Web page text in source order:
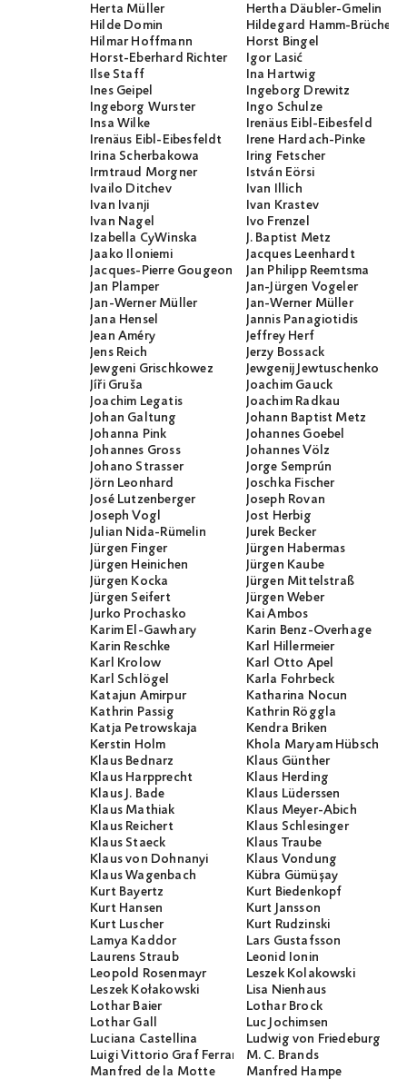
Herta Müller
Hertha Däubler-Gmelin
Hilde Domin
Hildegard Hamm-Brücher
Hilmar Hoffmann
Horst Bingel
Horst-Eberhard Richter
Igor Lasić
Ilse Staff
Ina Hartwig
Ines Geipel
Ingeborg Drewitz
Ingeborg Wurster
Ingo Schulze
Insa Wilke
Irenäus Eibl-Eibesfeld
Irenäus Eibl-Eibesfeldt
Irene Hardach-Pinke
Irina Scherbakowa
Iring Fetscher
Irmtraud Morgner
István Eörsi
Ivailo Ditchev
Ivan Illich
Ivan Ivanji
Ivan Krastev
Ivan Nagel
Ivo Frenzel
Izabella CyWinska
J. Baptist Metz
Jaako Iloniemi
Jacques Leenhardt
Jacques-Pierre Gougeon
Jan Philipp Reemtsma
Jan Plamper
Jan-Jürgen Vogeler
Jan-Werner Müller
Jan-Werner Müller
Jana Hensel
Jannis Panagiotidis
Jean Améry
Jeffrey Herf
Jens Reich
Jerzy Bossack
Jewgeni Grischkowez
Jewgenij Jewtuschenko
Jíři Gruša
Joachim Gauck
Joachim Legatis
Joachim Radkau
Johan Galtung
Johann Baptist Metz
Johanna Pink
Johannes Goebel
Johannes Gross
Johannes Völz
Johano Strasser
Jorge Semprún
Jörn Leonhard
Joschka Fischer
José Lutzenberger
Joseph Rovan
Joseph Vogl
Jost Herbig
Julian Nida-Rümelin
Jurek Becker
Jürgen Finger
Jürgen Habermas
Jürgen Heinichen
Jürgen Kaube
Jürgen Kocka
Jürgen Mittelstraß
Jürgen Seifert
Jürgen Weber
Jurko Prochasko
Kai Ambos
Karim El-Gawhary
Karin Benz-Overhage
Karin Reschke
Karl Hillermeier
Karl Krolow
Karl Otto Apel
Karl Schlögel
Karla Fohrbeck
Katajun Amirpur
Katharina Nocun
Kathrin Passig
Kathrin Röggla
Katja Petrowskaja
Kendra Briken
Kerstin Holm
Khola Maryam Hübsch
Klaus Bednarz
Klaus Günther
Klaus Harpprecht
Klaus Herding
Klaus J. Bade
Klaus Lüderssen
Klaus Mathiak
Klaus Meyer-Abich
Klaus Reichert
Klaus Schlesinger
Klaus Staeck
Klaus Traube
Klaus von Dohnanyi
Klaus Vondung
Klaus Wagenbach
Kübra Gümüşay
Kurt Bayertz
Kurt Biedenkopf
Kurt Hansen
Kurt Jansson
Kurt Luscher
Kurt Rudzinski
Lamya Kaddor
Lars Gustafsson
Laurens Straub
Leonid Ionin
Leopold Rosenmayr
Leszek Kolakowski
Leszek Kołakowski
Lisa Nienhaus
Lothar Baier
Lothar Brock
Lothar Gall
Luc Jochimsen
Luciana Castellina
Ludwig von Friedeburg
Luigi Vittorio Graf Ferraris
M. C. Brands
Manfred de la Motte
Manfred Hampe